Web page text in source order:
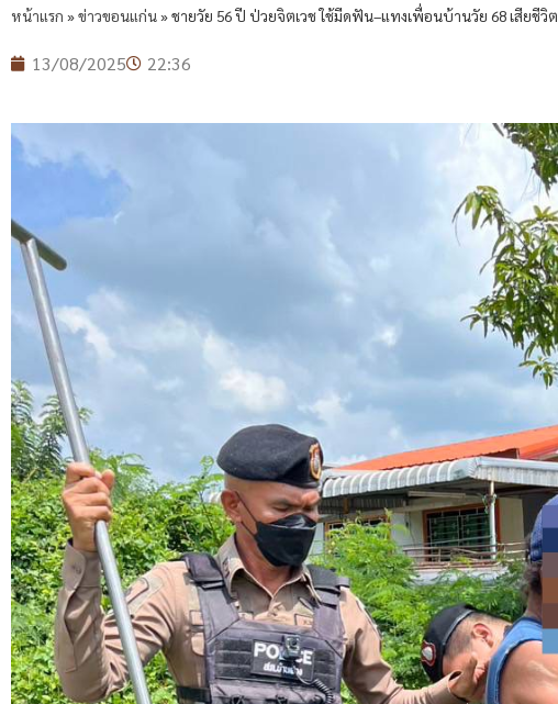
หน้าแรก »ข่าวขอนแก่น»ชายวัย 56 ปี ป่วยจิตเวช ใช้มีดฟัน–แทงเพื่อนบ้านวัย 68 เสียชีวิต
13/08/2025 22:36